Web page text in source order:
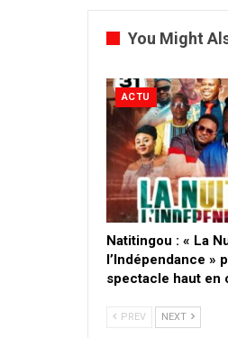
You Might
ACTU
​Natitingou : « La
l’Indépendance »
spectacle haut en
PREV NEXT